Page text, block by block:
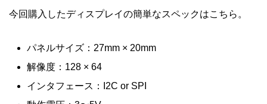
今回購入したディスプレイの簡単なスペックはこちら。
パネルサイズ：27mm × 20mm
解像度：128 × 64
インタフェース：I2C or SPI